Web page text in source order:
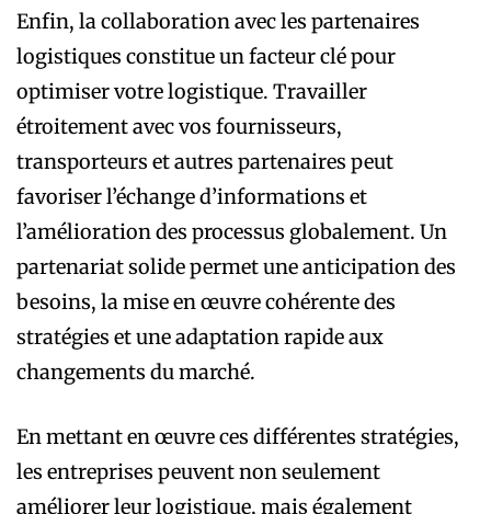
Enfin, la collaboration avec les partenaires
logistiques constitue un facteur clé pour
optimiser votre logistique. Travailler
étroitement avec vos fournisseurs,
transporteurs et autres partenaires peut
favoriser l’échange d’informations et
l’amélioration des processus globalement. Un
partenariat solide permet une anticipation des
besoins, la mise en œuvre cohérente des
stratégies et une adaptation rapide aux
changements du marché.
En mettant en œuvre ces différentes stratégies,
les entreprises peuvent non seulement
améliorer leur logistique, mais également